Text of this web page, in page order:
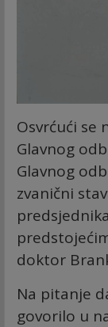
Osvrćući se
Glavnog
Glavnog
zvanični
doktor
Na pitanje
govorilo u